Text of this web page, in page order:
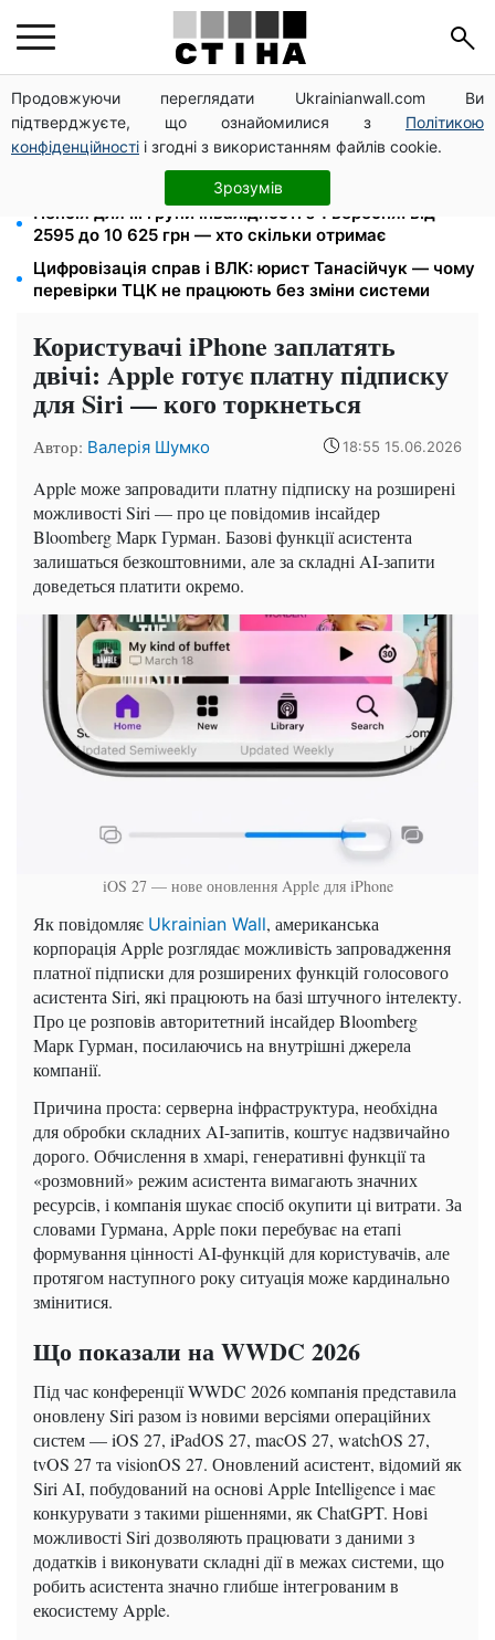
Продовжуючи переглядати Ukrainianwall.com Ви
підтверджуєте, що ознайомилися з Політикою
конфіденційності і згодні з використанням файлів cookie.
Зрозумів
Звільнені з полону безплатно відновлять
посвідчення водія: умови від МВС
26 000 підписів — Зеленський доручив РНБО
позбавляти водіїв прав за систематичні порушення
Пенсія для III групи інвалідності з 1 вересня: від
2595 до 10 625 грн — хто скільки отримає
Цифровізація справ і ВЛК: юрист Танасійчук — чому
перевірки ТЦК не працюють без зміни системи
Користувачі iPhone заплатять
двічі: Apple готує платну підписку
для Siri — кого торкнеться
Автор: Валерія Шумко 18:55 15.06.2026
Apple може запровадити платну підписку на розширені
можливості Siri — про це повідомив інсайдер
Bloomberg Марк Гурман. Базові функції асистента
залишаться безкоштовними, але за складні AI-запити
доведеться платити окремо.
iOS 27 — нове оновлення Apple для iPhone
Як повідомляє Ukrainian Wall, американська
корпорація Apple розглядає можливість запровадження
платної підписки для розширених функцій голосового
асистента Siri, які працюють на базі штучного інтелекту.
Про це розповів авторитетний інсайдер Bloomberg
Марк Гурман, посилаючись на внутрішні джерела
компанії.
Причина проста: серверна інфраструктура, необхідна
для обробки складних AI-запитів, коштує надзвичайно
дорого. Обчислення в хмарі, генеративні функції та
«розмовний» режим асистента вимагають значних
ресурсів, і компанія шукає спосіб окупити ці витрати. За
словами Гурмана, Apple поки перебуває на етапі
формування цінності AI-функцій для користувачів, але
протягом наступного року ситуація може кардинально
змінитися.
Що показали на WWDC 2026
Під час конференції WWDC 2026 компанія представила
оновлену Siri разом із новими версіями операційних
систем — iOS 27, iPadOS 27, macOS 27, watchOS 27,
tvOS 27 та visionOS 27. Оновлений асистент, відомий як
Siri AI, побудований на основі Apple Intelligence і має
конкурувати з такими рішеннями, як ChatGPT. Нові
можливості Siri дозволяють працювати з даними з
додатків і виконувати складні дії в межах системи, що
робить асистента значно глибше інтегрованим в
екосистему Apple.